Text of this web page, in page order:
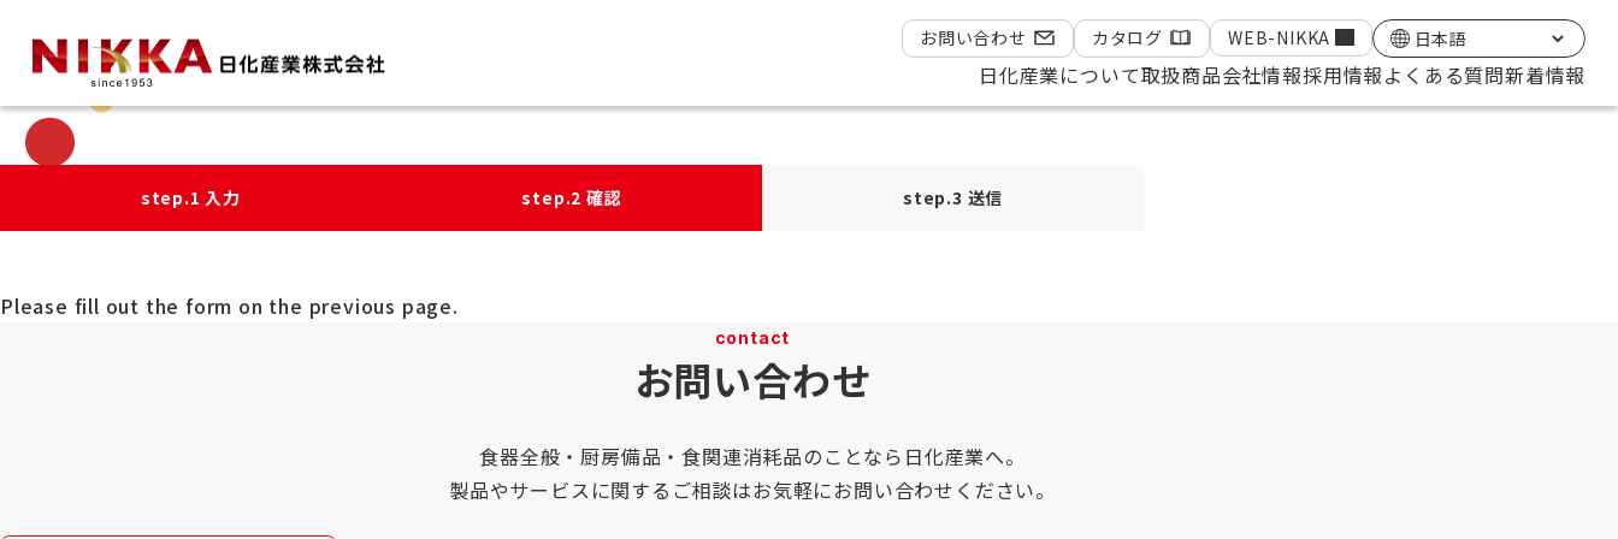
日化産業について取扱商品会社情報採用情報よくある質問新着情報
お問い合わせ カタログ WEB-NIKKA
日化産業株式会社 > 採用情報 > エントリー >
step.1入力 step.2 確認 step.3 送信
Please fill out the form on the previous page.
お問い合わせ
contact
食器全般・厨房備品・食関連消耗品のことなら日化産業へ。
製品やサービスに関するご相談はお気軽にお問い合わせください。